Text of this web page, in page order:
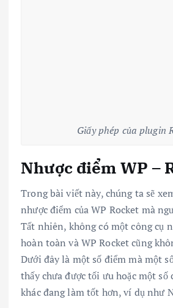
Giấy phép của plugin
Nhược điểm WP –
Trong bài viết này, chúng ta sẽ
nhược điểm của WP Rocket mà
Tất nhiên, không có một công cụ
hoàn toàn và WP Rocket cũng
Dưới đây là một số điểm mà một
thấy chưa được tối ưu hoặc một số
khác đang làm tốt hơn, ví dụ như